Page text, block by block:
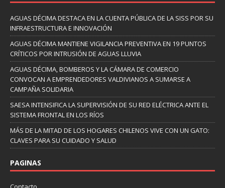
AGUAS DÉCIMA DESTACA EN LA CUENTA PÚBLICA DE LA SISS POR SU
INFRAESTRUCTURA E INNOVACIÓN
AGUAS DÉCIMA MANTIENE VIGILANCIA PREVENTIVA EN 19 PUNTOS
CRÍTICOS POR INTRUSIÓN DE AGUAS LLUVIA
AGUAS DÉCIMA, BOMBEROS Y LA CÁMARA DE COMERCIO
CONVOCAN A EMPRENDEDORES VALDIVIANOS A SUMARSE A
CAMPAÑA SOLIDARIA
SAESA INTENSIFICA LA SUPERVISIÓN DE SU RED ELÉCTRICA ANTE EL
SISTEMA FRONTAL EN LOS RÍOS
MÁS DE LA MITAD DE LOS HOGARES CHILENOS VIVE CON UN GATO:
CLAVES PARA SU CUIDADO Y SALUD
PAGINAS